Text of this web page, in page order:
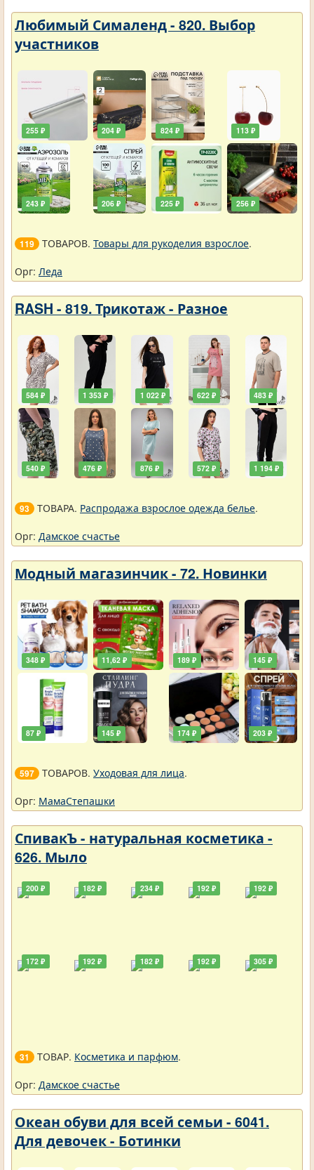
Любимый Сималенд - 820. Выбор
участников
255 ₽
243 ₽
204 ₽
206 ₽
824 ₽
225 ₽
113 ₽
256 ₽
119 ТОВАРОВ. Товары для рукоделия взрослое.
Орг: Леда
RASH - 819. Трикотаж - Разное
584 ₽
540 ₽
1 353 ₽
476 ₽
1 022 ₽
876 ₽
622 ₽
572 ₽
483 ₽
1 194 ₽
93 ТОВАРА. Распродажа взрослое одежда белье.
Орг: Дамское счастье
Модный магазинчик - 72. Новинки
348 ₽
87 ₽
11,62 ₽
145 ₽
189 ₽
174 ₽
145 ₽
203 ₽
597 ТОВАРОВ. Уходовая для лица.
Орг: МамаСтепашки
СпивакЪ - натуральная косметика -
626. Мыло
200 ₽
172 ₽
182 ₽
192 ₽
234 ₽
182 ₽
192 ₽
192 ₽
192 ₽
305 ₽
31 ТОВАР. Косметика и парфюм.
Орг: Дамское счастье
Океан обуви для всей семьи - 6041.
Для девочек - Ботинки